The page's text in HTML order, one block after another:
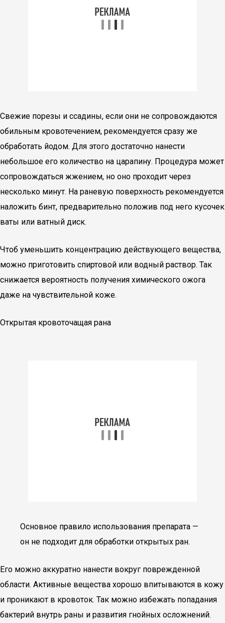
Свежие порезы и ссадины, если они не сопровождаются
обильным кровотечением, рекомендуется сразу же
обработать йодом. Для этого достаточно нанести
небольшое его количество на царапину. Процедура может
сопровождаться жжением, но оно проходит через
несколько минут. На раневую поверхность рекомендуется
наложить бинт, предварительно положив под него кусочек
ваты или ватный диск.
Чтоб уменьшить концентрацию действующего вещества,
можно приготовить спиртовой или водный раствор. Так
снижается вероятность получения химического ожога
даже на чувствительной коже.
Открытая кровоточащая рана
Основное правило использования препарата —
он не подходит для обработки открытых ран.
Его можно аккуратно нанести вокруг поврежденной
области. Активные вещества хорошо впитываются в кожу
и проникают в кровоток. Так можно избежать попадания
бактерий внутрь раны и развития гнойных осложнений.